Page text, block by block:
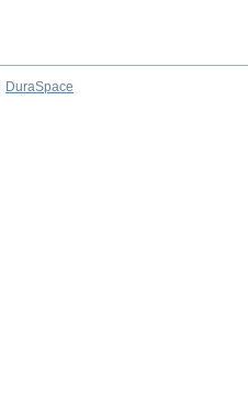
DuraSpace